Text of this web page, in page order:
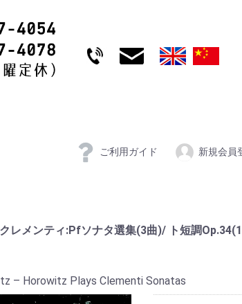
ご利用ガイド 新規会員
レメンティ:Pfソナタ選集(3曲)/ ト短調
‎– Horowitz Plays Clementi Sonatas